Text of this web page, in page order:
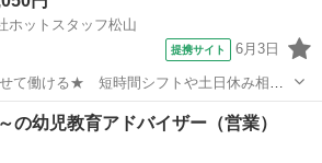
ホットスタッフ松山
提携サイト 6月3日
て働ける★ 短時間シフトや土日休み相談
内容】
◆◆ お仕事内容
の幼児教育アドバイザー（営業）